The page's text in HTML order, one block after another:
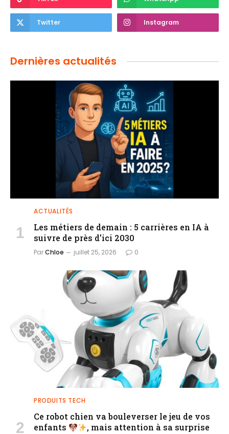
Twitter Instagram
Dernières actualités
ACTUALITÉS
Les métiers de demain : 5 carrières en IA à
suivre de près d’ici 2030
ParChloe juillet 25, 2026 0
PRODUITS TECH
Ce robot chien va bouleverser le jeu de vos
enfants
, mais attention à sa surprise